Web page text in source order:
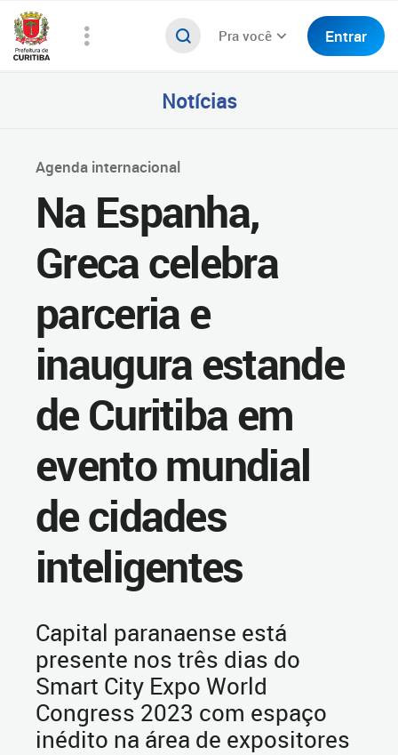
Pra você Entrar
Notícias
Agenda internacional
Na Espanha,
Greca celebra
parceria e
inaugura estande
de Curitiba em
evento mundial
de cidades
inteligentes
Capital paranaense está
presente nos três dias do
Smart City Expo World
Congress 2023 com espaço
inédito na área de expositores